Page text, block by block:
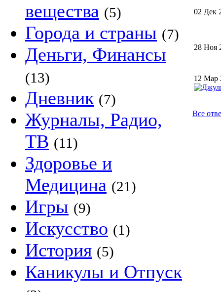
вещества (5)
Города и страны (7)
Деньги, Финансы
(13)
Дневник (7)
Журналы, Радио,
ТВ (11)
Здоровье и
Медицина (21)
Игры (9)
Искусство (1)
История (5)
Каникулы и Отпуск
02 Дек
28 Ноя
12 Мар
Все